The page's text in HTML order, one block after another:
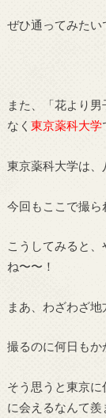
ぜひ通ってみたい
また、「花より
なく 東京薬科大学
東京薬科大学は、
今回もここで撮ら
こうしてみると
ね〜〜！
まあ、わざわざ地
撮るのに何日もか
そう思うと東京
に会えるなんて羨